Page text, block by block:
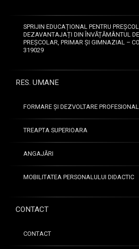
SPRIJIN EDUCAȚIONAL PENTRU
DEZAVANTAJAȚI DIN ÎNVĂȚĂMÂNTUL
PREȘCOLAR, PRIMAR ȘI GIMNAZIAL –
319029
RES. UMANE
FORMARE ȘI DEZVOLTARE
TREAPTA SUPERIOARA
ANGAJĂRI
MOBILITATEA PERSONALULUI DIDACTIC
CONTACT
CONTACT